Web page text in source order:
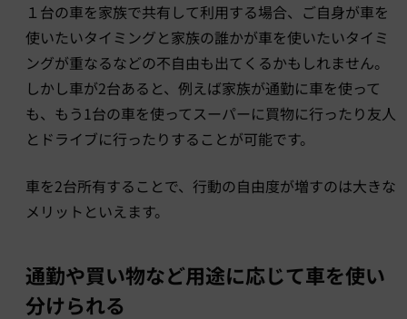
１台の車を家族で共有して利用する場合、ご自身が車を
使いたいタイミングと家族の誰かが車を使いたいタイミ
ングが重なるなどの不自由も出てくるかもしれません。
しかし車が2台あると、例えば家族が通勤に車を使って
も、もう1台の車を使ってスーパーに買物に行ったり友人
とドライブに行ったりすることが可能です。
車を2台所有することで、行動の自由度が増すのは大きな
メリットといえます。
通勤や買い物など用途に応じて車を使い
分けられる